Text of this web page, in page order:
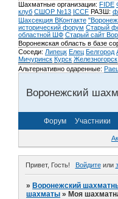
Шахматные организации: FIDE
клуб СШОР №13 ICCF РАЗШ:
Шахсекция ВКонтакте
исторический форум Cтарый
областной ШФ Старый сайт
Воронежская область в базе
Соседи: Липецк Елец Белгород
Мичуринск Курск Железногорск
Альтернативно одаренные:
Воронежский
Форум Участники
Привет, Гость! Войдитеили
»Воронежский
шахматы »Моя